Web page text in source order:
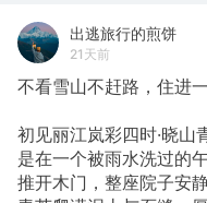
出逃旅行的煎饼
21天前
不看雪山不赶路，住进
初见丽江岚彩四时·晓山
是在一个被雨水洗过的
推开木门，整座院子安